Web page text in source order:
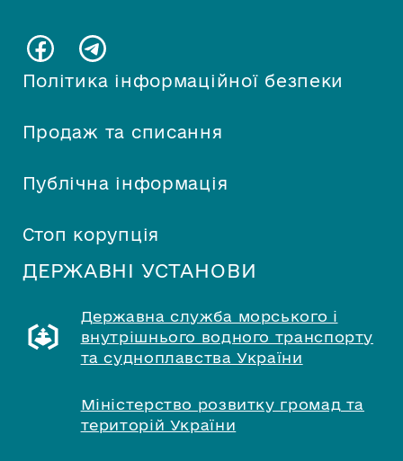
Політика інформаційної безпеки
Продаж та списання
Публічна інформація
Стоп корупція
ДЕРЖАВНІ УСТАНОВИ
Державна служба морського і
внутрішнього водного транспорту
та судноплавства України
Міністерство розвитку громад та
територій України